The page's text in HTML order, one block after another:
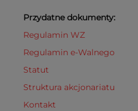
Przydatne dokumenty:
Regulamin WZ
Regulamin e-Walnego
Statut
Struktura akcjonariatu
Kontakt